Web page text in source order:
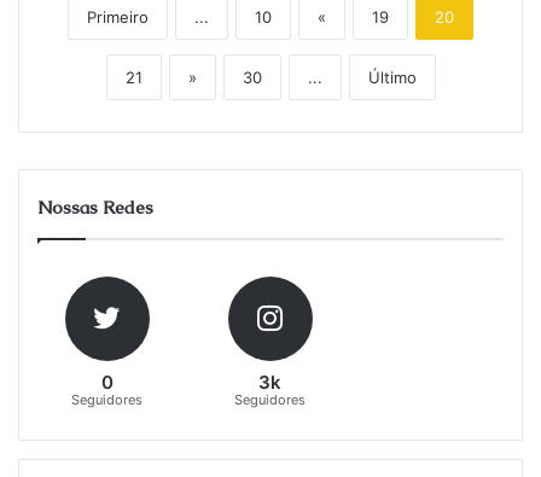
Primeiro ... 10 « 19 20
21 » 30 ... Último
Nossas Redes
0
Seguidores
3k
Seguidores